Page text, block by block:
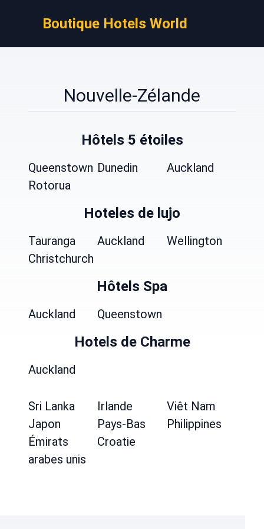
Boutique Hotels World
Nouvelle-Zélande
Hôtels 5 étoiles
Queenstown Dunedin
Auckland
Rotorua
Hoteles de lujo
Tauranga Auckland
Wellington
Christchurch
Hôtels Spa
Auckland Queenstown
Hotels de Charme
Auckland
Sri Lanka Irlande
Viêt Nam
Japon
Pays-Bas
Philippines
Émirats
arabes unis
Croatie